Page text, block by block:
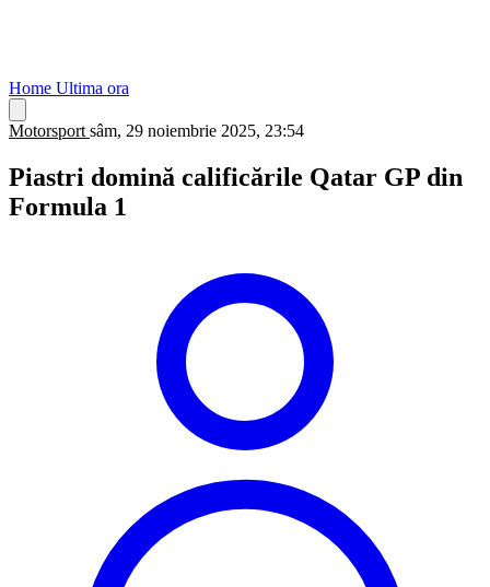
Home Ultima ora
Motorsport sâm, 29 noiembrie 2025, 23:54
Piastri domină calificările Qatar GP din
Formula 1